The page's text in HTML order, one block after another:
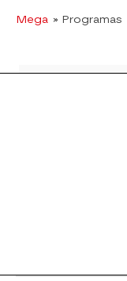
Mega » Programas